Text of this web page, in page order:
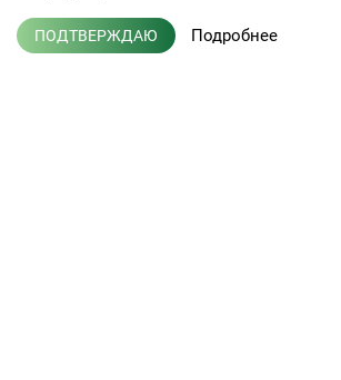
ПОДТВЕРЖДАЮ Подробнее